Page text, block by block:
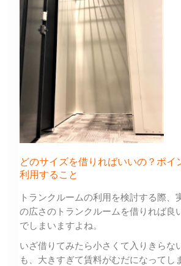
どのサイズを借りればいいの？ポイ
利用すること
トランクルームの利用を検討する際、
の広さのトランクルームを借りれば良
でしまいますよね。
いざ借りてみたら小さくて入りきらな
も、大きすぎて賃料がむだになってし